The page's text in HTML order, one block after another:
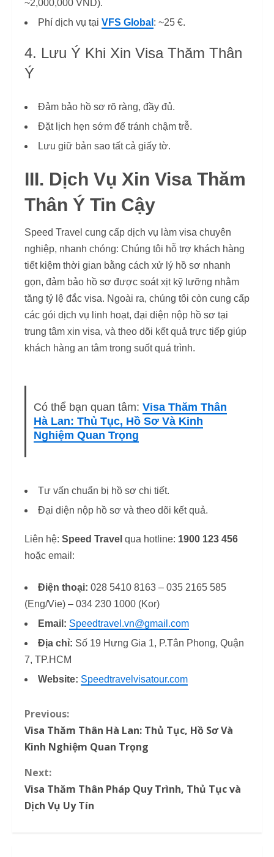
~2,000,000 VND).
Phí dịch vụ tại VFS Global : ~25 €.
4. Lưu Ý Khi Xin Visa Thăm Thân
Ý
Đảm bảo hồ sơ rõ ràng, đầy đủ.
Đặt lịch hẹn sớm để tránh chậm trễ.
Lưu giữ bản sao tất cả giấy tờ.
III. Dịch Vụ Xin Visa Thăm
Thân Ý Tin Cậy
Speed Travel cung cấp dịch vụ làm visa chuyên
nghiệp, nhanh chóng: Chúng tôi hỗ trợ khách hàng
tiết kiệm thời gian bằng cách xử lý hồ sơ nhanh
gọn, đảm bảo hồ sơ được soát xịt kỹ lưỡng nhằm
tăng tỷ lệ đắc visa. Ngoài ra, chúng tôi còn cung cấp
các gói dịch vụ linh hoạt, đại diện nộp hồ sơ tại
trung tâm xin visa, và theo dõi kết quả trực tiếp giúp
khách hàng an tâm trong suốt quá trình.
Có thể bạn quan tâm: Visa Thăm Thân
Hà Lan: Thủ Tục, Hồ Sơ Và Kinh
Nghiệm Quan Trọng
Tư vấn chuẩn bị hồ sơ chi tiết.
Đại diện nộp hồ sơ và theo dõi kết quả.
Liên hệ: Speed Travel qua hotline: 1900 123 456
hoặc email:
Điện thoại: 028 5410 8163 – 035 2165 585
(Eng/Vie) – 034 230 1000 (Kor)
Email: Speedtravel.vn@gmail.com
Địa chỉ: Số 19 Hưng Gia 1, P.Tân Phong, Quận
7, TP.HCM
Website: Speedtravelvisatour.com
C
o
n
t
Previous:
Visa Thăm Thân Hà Lan: Thủ Tục, Hồ Sơ Và
Kinh Nghiệm Quan Trọng
Next:
Visa Thăm Thân Pháp Quy Trình, Thủ Tục và
Dịch Vụ Uy Tín